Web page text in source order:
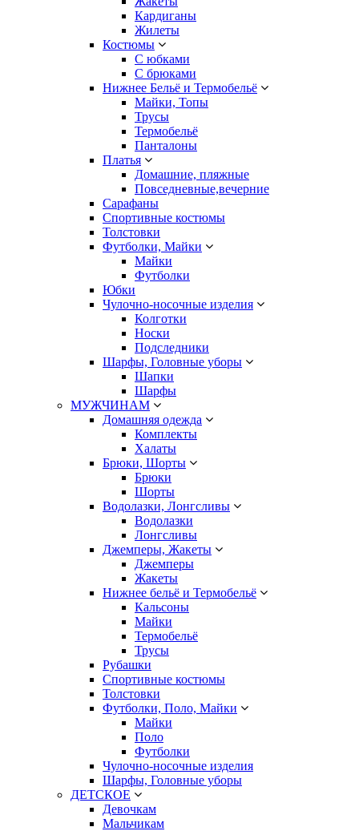
Кардиганы
Жилеты
Костюмы
С юбками
С брюками
Нижнее Бельё и Термобельё
Майки, Топы
Трусы
Термобельё
Панталоны
Платья
Домашние, пляжные
Повседневные,вечерние
Сарафаны
Спортивные костюмы
Толстовки
Футболки, Майки
Майки
Футболки
Юбки
Чулочно-носочные изделия
Колготки
Носки
Подследники
Шарфы, Головные уборы
Шапки
Шарфы
МУЖЧИНАМ
Домашняя одежда
Комплекты
Халаты
Брюки, Шорты
Брюки
Шорты
Водолазки, Лонгсливы
Водолазки
Лонгсливы
Джемперы, Жакеты
Джемперы
Жакеты
Нижнее бельё и Термобельё
Кальсоны
Майки
Термобельё
Трусы
Рубашки
Спортивные костюмы
Толстовки
Футболки, Поло, Майки
Майки
Поло
Футболки
Чулочно-носочные изделия
Шарфы, Головные уборы
ДЕТСКОЕ
Девочкам
Мальчикам